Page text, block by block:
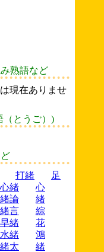
熟語など
現在ありませ
（とうご）)
打緒
足
心緒
心
緒論
緒
緒言
綜
早緒
花
水緒
鴻
緒太
緒